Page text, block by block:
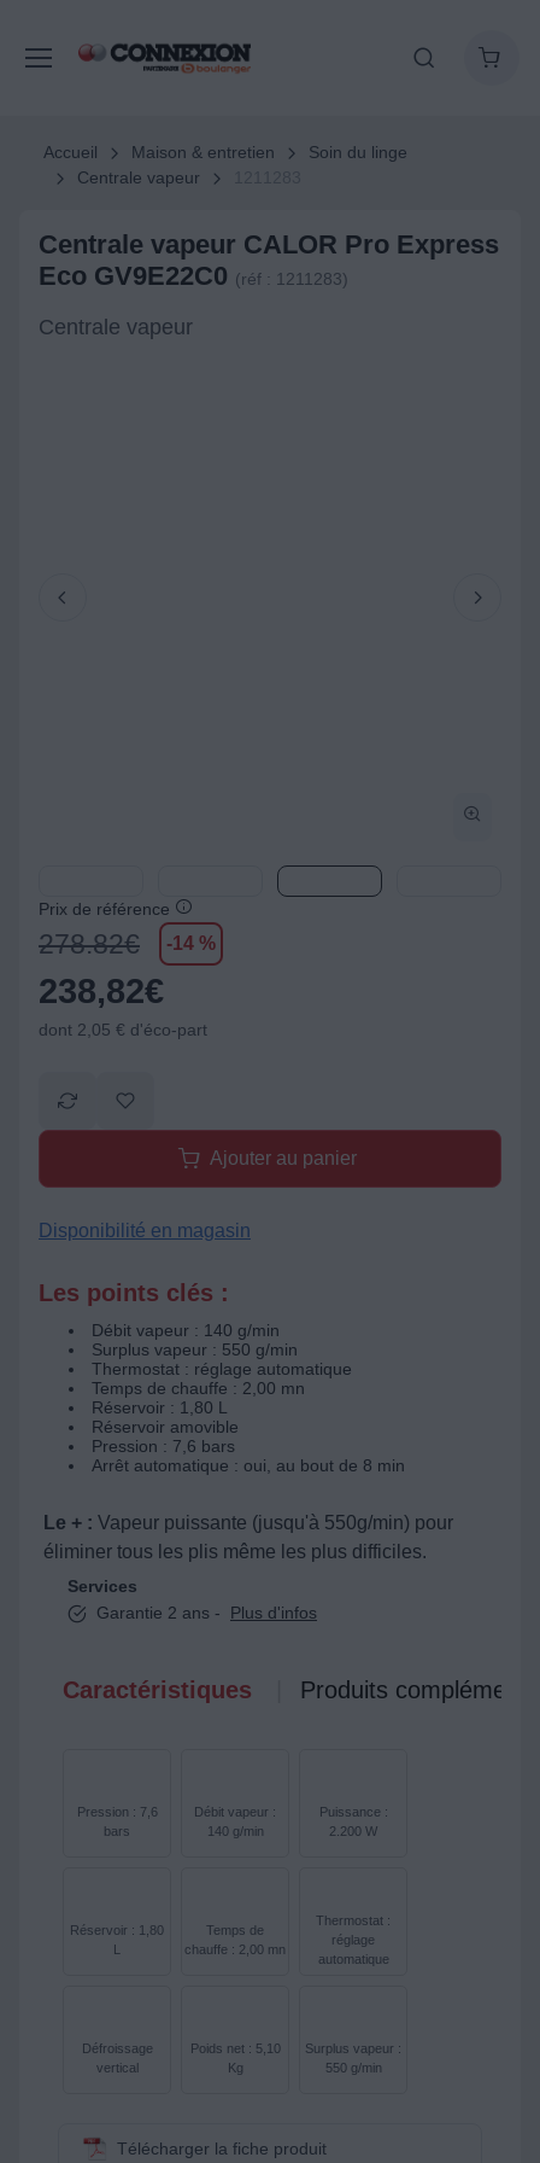
Accueil Maison & entretien
Soin du linge
Centrale vapeur
Centrale vapeur CALOR Pro Express
Eco GV9E22C0 (réf : 1211283)
Centrale vapeur
Prix de référence
278.82€ -14 %
238,82€
dont 2,05 € d'éco-part
Ajouter au panier
Disponibilité en magasin
Les points clés :
Débit vapeur : 140 g/min
Surplus vapeur : 550 g/min
Thermostat : réglage automatique
Temps de chauffe : 2,00 mn
Réservoir : 1,80 L
Réservoir amovible
Pression : 7,6 bars
Arrêt automatique : oui, au bout de 8 min
Le + : Vapeur puissante (jusqu'à 550g/min) pour
éliminer tous les plis même les plus difficiles.
Services
Garantie 2 ans -
Plus d'infos
Caractéristiques Produits
Pression : 7,6
bars
Débit vapeur :
140 g/min
Puissance :
2.200 W
Réservoir : 1,80
L
Temps de
chauffe : 2,00 mn
Thermostat :
réglage
automatique
Défroissage
vertical
Poids net : 5,10
Kg
Surplus vapeur :
550 g/min
Télécharger la fiche produit